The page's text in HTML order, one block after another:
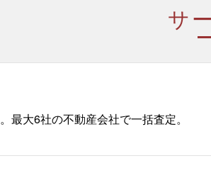
サ
最大6社の不動産会社で一括査定。